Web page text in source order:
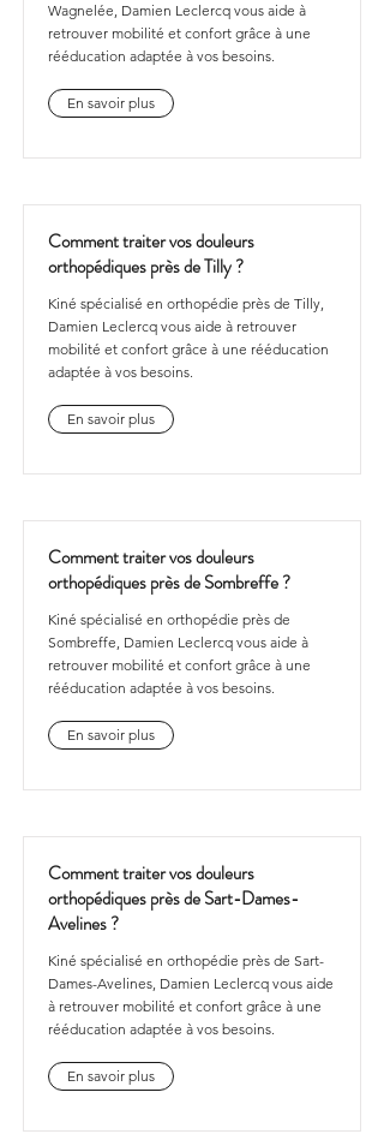
Wagnelée, Damien Leclercq vous aide à
retrouver mobilité et confort grâce à une
rééducation adaptée à vos besoins.
En savoir plus
Comment traiter vos douleurs
orthopédiques près de Tilly ?
Kiné spécialisé en orthopédie près de Tilly,
Damien Leclercq vous aide à retrouver
mobilité et confort grâce à une rééducation
adaptée à vos besoins.
En savoir plus
Comment traiter vos douleurs
orthopédiques près de Sombreffe ?
Kiné spécialisé en orthopédie près de
Sombreffe, Damien Leclercq vous aide à
retrouver mobilité et confort grâce à une
rééducation adaptée à vos besoins.
En savoir plus
Comment traiter vos douleurs
orthopédiques près de Sart-Dames-
Avelines ?
Kiné spécialisé en orthopédie près de Sart-
Dames-Avelines, Damien Leclercq vous aide
à retrouver mobilité et confort grâce à une
rééducation adaptée à vos besoins.
En savoir plus